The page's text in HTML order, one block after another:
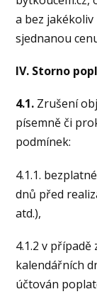
a bez
sjednanou
IV. Storno
4.1. Zrušení
písemně či
podmínek:
4.1.1.
dnů před
atd.),
4.1.2 v
kalendářních
účtován